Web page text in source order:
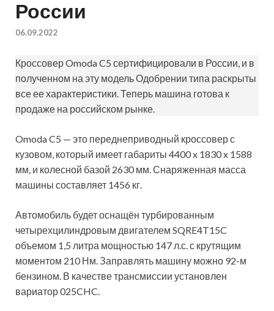
России
06.09.2022
Кроссовер Omoda C5 сертифицировали в России, и в
полученном на эту модель Одобрении типа раскрыты
все ее характеристики. Теперь машина готова к
продаже на российском рынке.
Omoda C5 — это переднеприводный кроссовер с
кузовом, который имеет габариты 4400 x 1830 x 1588
мм, и колесной базой 2630 мм. Снаряженная масса
машины составляет 1456 кг.
Автомобиль будет оснащён турбированным
четырехцилиндровым двигателем SQRE4T15C
объемом 1,5 литра мощностью 147 л.с. с крутящим
моментом 210 Нм. Заправлять машину можно 92-м
бензином. В качестве трансмиссии установлен
вариатор 025CHC.